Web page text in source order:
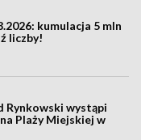
kumulacja 5 mln
liczby!
Rynkowski wystąpi
Plaży Miejskiej w